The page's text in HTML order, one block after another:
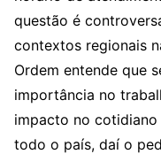
questão é
contextos regionais
Ordem entende que
importância no
impacto no cotidiano
todo o país, daí o